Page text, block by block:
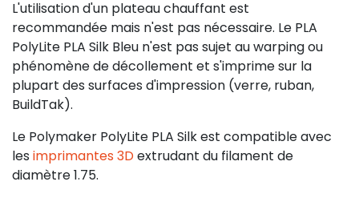
L'utilisation d'un plateau chauffant est
recommandée mais n'est pas nécessaire. Le PLA
PolyLite PLA Silk Bleu n'est pas sujet au warping ou
phénomène de décollement et s'imprime sur la
plupart des surfaces d'impression (verre, ruban,
BuildTak).
Le Polymaker PolyLite PLA Silk est compatible avec
les imprimantes 3Dextrudant du filament de
diamètre 1.75.